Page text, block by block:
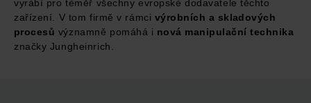
vyrábí pro téměř všechny evropské dodavatele těchto
zařízení. V tom firmě v rámci výrobních a skladových
procesů významně pomáhá i nová manipulační technika
značky Jungheinrich.